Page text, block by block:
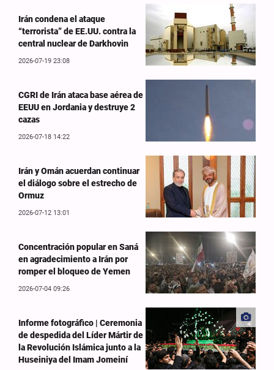
Irán condena el ataque
“terrorista” de EE.UU. contra la
central nuclear de Darkhovin
2026-07-19 23:08
CGRI de Irán ataca base aérea de
EEUU en Jordania y destruye 2
cazas
2026-07-18 14:22
Irán y Omán acuerdan continuar
el diálogo sobre el estrecho de
Ormuz
2026-07-12 13:01
Concentración popular en Saná
en agradecimiento a Irán por
romper el bloqueo de Yemen
2026-07-04 09:26
Informe fotográfico | Ceremonia
de despedida del Líder Mártir de
la Revolución Islámica junto a la
Huseiniya del Imam Jomeiní